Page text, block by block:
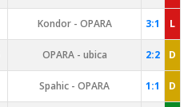
Kondor - OPARA 3:1 L
OPARA - ubica 2:2 D
Spahic - OPARA 1:1 D